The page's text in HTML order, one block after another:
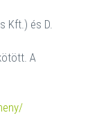
Kft.) és D.
A